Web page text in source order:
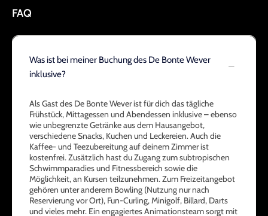
FAQ
Was ist bei meiner Buchung des De Bonte Wever
inklusive?
Als Gast des De Bonte Wever ist für dich das tägliche
Frühstück, Mittagessen und Abendessen inklusive – ebenso
wie unbegrenzte Getränke aus dem Hausangebot,
verschiedene Snacks, Kuchen und Leckereien. Auch die
Kaffee- und Teezubereitung auf deinem Zimmer ist
kostenfrei. Zusätzlich hast du Zugang zum subtropischen
Schwimmparadies und Fitnessbereich sowie die
Möglichkeit, an Kursen teilzunehmen. Zum Freizeitangebot
gehören unter anderem Bowling (Nutzung nur nach
Reservierung vor Ort), Fun-Curling, Minigolf, Billard, Darts
und vieles mehr. Ein engagiertes Animationsteam sorgt mit